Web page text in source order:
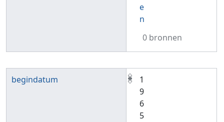
e
n
0 bronnen
begindatum
1
9
6
5